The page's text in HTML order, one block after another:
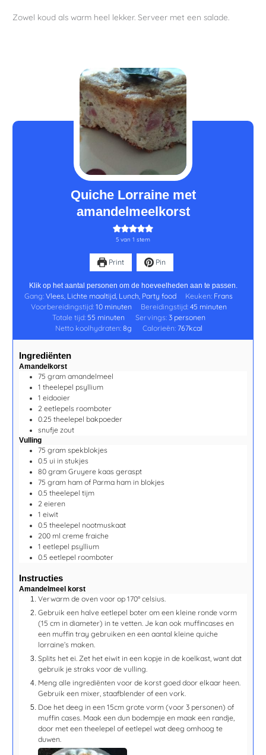
Zowel koud als warm heel lekker. Serveer met een salade.
Quiche Lorraine met
amandelmeelkorst
5 van 1 stem
Print Pin
Klik op het aantal personen om de hoeveelheden aan te passen.
Gang:Vlees, Lichte maaltijd, Lunch, Party food Keuken: Frans
Voorbereidingstijd: 10
minuten
minuten Bereidingstijd: 45 minuten
Totale tijd: 55
minuten
minuten Servings: 3 personen
Netto koolhydraten: 8g Calorieën: 767kcal
Ingrediënten
Amandelkorst
75 gram amandelmeel
1 theelepel psyllium
1 eidooier
2 eetlepels roomboter
0.25 theelepel bakpoeder
snufje zout
Vulling
75 gram spekblokjes
0.5 ui in stukjes
80 gram Gruyere kaas geraspt
75 gram ham of Parma ham in blokjes
0.5 theelepel tijm
2 eieren
1 eiwit
0.5 theelepel nootmuskaat
200 ml creme fraiche
1 eetlepel psyllium
0.5 eetlepel roomboter
Instructies
Amandelmeel korst
Verwarm de oven voor op 170º celsius.
Gebruik een halve eetlepel boter om een kleine ronde vorm
(15 cm in diameter) in te vetten. Je kan ook muffincases en
een muffin tray gebruiken en een aantal kleine quiche
lorraine’s maken.
Splits het ei. Zet het eiwit in een kopje in de koelkast, want dat
gebruik je straks voor de vulling.
Meng alle ingrediënten voor de korst goed door elkaar heen.
Gebruik een mixer, staafblender of een vork.
Doe het deeg in een 15cm grote vorm (voor 3 personen) of
muffin cases. Maak een dun bodempje en maak een randje,
door met een theelepel of eetlepel wat deeg omhoog te
duwen.